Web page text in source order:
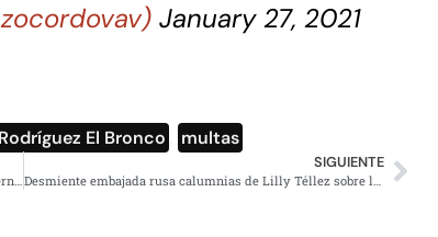
January 27, 2021
El Bronco multas
Cartel de banqueros manipulaban el precio de bonos gubernamentales
SIGUIENTE
Desmiente embajada rusa calumnias de Lilly Téllez sobre la Sputnik V